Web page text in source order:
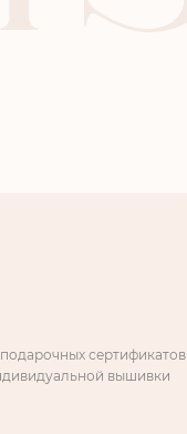
сертификатов
вышивки